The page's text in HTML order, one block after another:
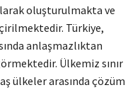
oluşturulmakta ve
Türkiye,
anlaşmazlıktan
Ülkemiz sınır
ülkeler arasında çözüm